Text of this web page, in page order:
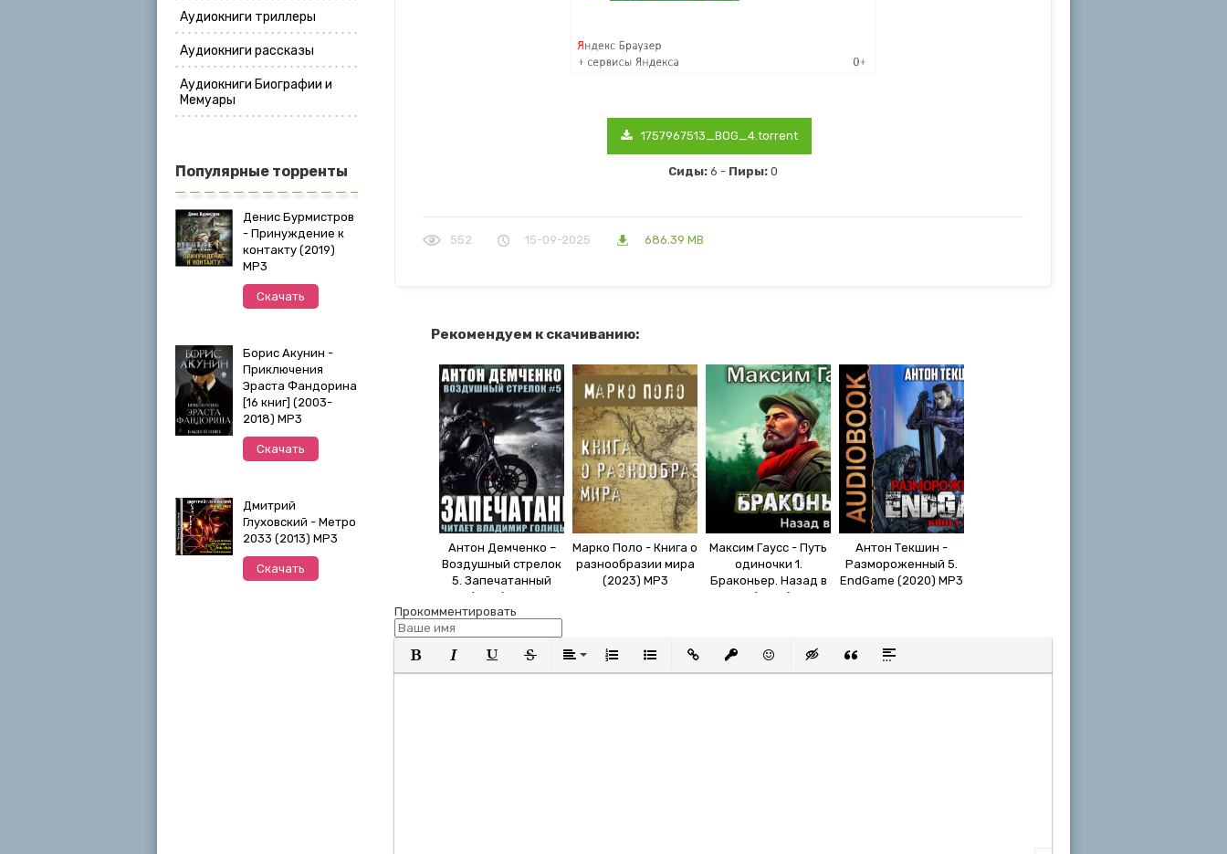
Аудиокниги триллеры
Аудиокниги рассказы
Аудиокниги Биографии и
Мемуары
Популярные торренты
Денис Бурмистров
- Принуждение к
контакту (2019)
MP3
Скачать
Борис Акунин -
Приключения
Эраста Фандорина
[16 книг] (2003-
2018) МР3
Скачать
Дмитрий
Глуховский - Метро
2033 (2013) MP3
Скачать
1757967513_BOG_4.torrent
Сиды: 6 - Пиры: 0
552 15-09-2025 686.39 MB
Рекомендуем к скачиванию:
Антон Демченко –
Воздушный стрелок
5. Запечатанный
(2019) MP3
Марко Поло - Книга о
разнообразии мира
(2023) MP3
Максим Гаусс - Путь
одиночки 1.
Браконьер. Назад в
СССР (2024) МР3
Антон Текшин -
Размороженный 5.
EndGame (2020) MP3
Прокомментировать
Полужирный
КурсивПодчеркнутый
ЗачеркнутыйВыравнивание
Нумерованный список
Маркированный список
Вставить ссылку
Вставить защищенную ссылку
Вставить смайлик
Вставка скрытого текста
Вставка цитаты
Вставка спойлера